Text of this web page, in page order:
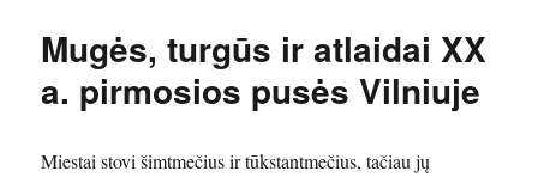
Mugės, turgūs ir atlaidai XX
a. pirmosios pusės Vilniuje
Miestai stovi šimtmečius ir tūkstantmečius, tačiau jų